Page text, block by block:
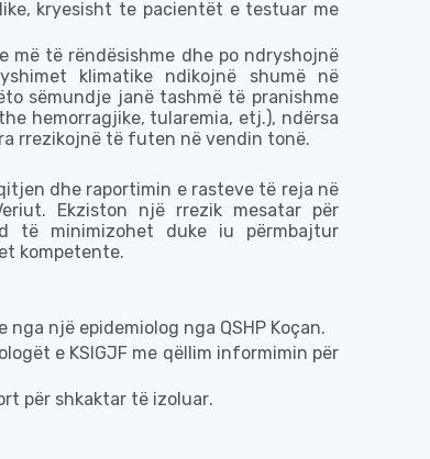
kryesisht te pacientët e testuar me
më të rëndësishme dhe po ndryshojnë
klimatike ndikojnë shumë në
sëmundje janë tashmë të pranishme
hemorragjike, tularemia, etj.), ndërsa
rrezikojnë të futen në vendin tonë.
dhe raportimin erasteve të reja në
. Ekziston një rrezik mesatar për
të minimizohet duke iu përmbajtur
t kompetente.
nga një epidemiolog nga QSHP Koçan.
ët e KSIGJF me qëllim informimin për
për shkaktar të izoluar.